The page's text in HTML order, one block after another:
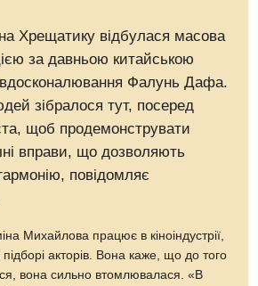
Хрещатику відбулася масова
за давньою китайською
Фалунь Дафа.
зібралося тут, посеред
щоб продемонструвати
вправи, що дозволяють
повідомляє
Михайлова працює в кіноіндустрії,
підборі акторів. Вона каже, що до того
вона сильно втомлювалася. «В